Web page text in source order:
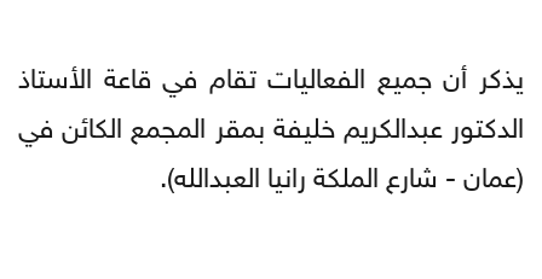
يذكر أن جميع الفعاليات تقام في قاعة الأستاذ
الدكتور عبدالكريم خليفة بمقر المجمع الكائن في
(عمان - شارع الملكة رانيا العبدالله).